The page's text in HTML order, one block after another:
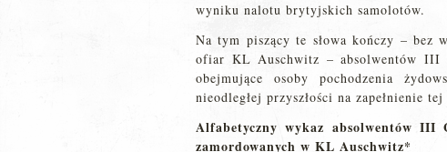
wyniku nalotu brytyjskich samolotów.
Na tym piszący te słowa kończy – bez
ofiar KL Auschwitz – absolwentów III
obejmujące osoby pochodzenia
nieodległej przyszłości na zapełnienie
Alfabetyczny wykaz absolwentów
zamordowanych w KL Auschwitz*